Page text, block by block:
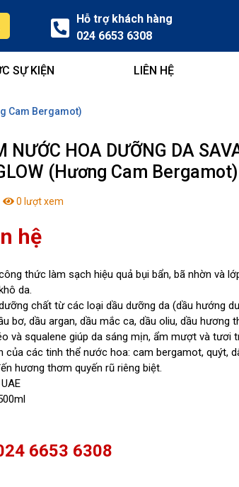
Hỗ trợ khách hàng
024 6653 6308
SỰ KIỆN LIÊN HỆ
Cam Bergamot)
NƯỚC HOA DƯỠNG DA
(Hương Cam Bergamot)
0 lượt xem
hệ
thức làm sạch hiệu quả bụi bẩn, bã nhờn và
da.
chất từ các loại dầu dưỡng da (dầu hướng
bơ, dầu argan, dầu mắc ca, dầu oliu, dầu hương
và squalene giúp da sáng mịn, ẩm mượt và tươi
của các tinh thể nước hoa: cam bergamot, quýt,
hương thơm quyến rũ riêng biệt.
6653 6308